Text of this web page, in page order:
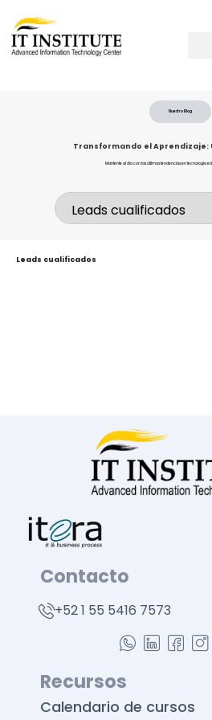
Nuestro Blog
Transformando el Aprendizaje:
Mantente al día con las últimas tendencias en tecnología
Leads cualificados
Contacto
+52 1 55 5416 7573
Recursos
Calendario de cursos